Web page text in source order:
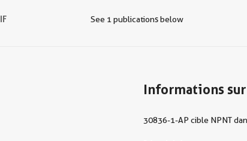
IF See 1 publications below
Informations
30836-1-AP cible NPNT